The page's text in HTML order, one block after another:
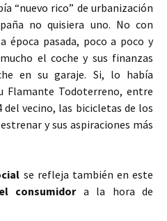
“nuevo rico” de urbanización
no quisiera uno. No con
época pasada, poco a poco y
el coche y sus finanzas
en su garaje. Si, lo había
Flamante Todoterreno, entre
vecino, las bicicletas de los
y sus aspiraciones más
se refleja también en este
consumidora la hora de